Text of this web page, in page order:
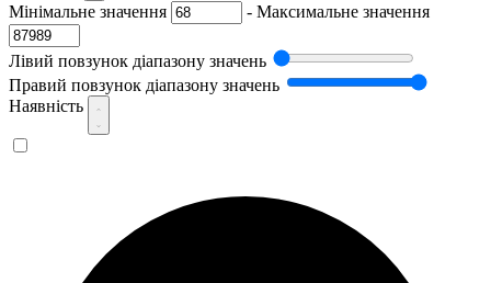
Мінімальне значення - Максимальне значення
Лівий повзунок діапазону значень
Правий повзунок діапазону значень
Наявність